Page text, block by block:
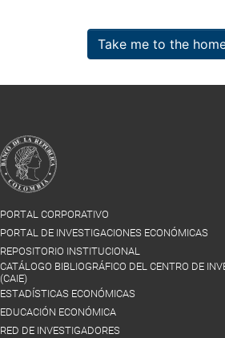
Take me to the
PORTAL CORPORATIVO
PORTAL DE INVESTIGACIONES ECONÓMICAS
REPOSITORIO INSTITUCIONAL
CATÁLOGO BIBLIOGRÁFICO DEL CENTRO DE
(CAIE)
ESTADÍSTICAS ECONÓMICAS
EDUCACIÓN ECONÓMICA
RED DE INVESTIGADORES